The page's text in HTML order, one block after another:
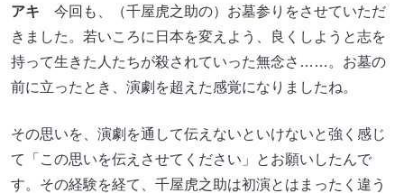
アキ 今回も、（千屋虎之助の）お墓参りをさせていただ
きました。若いころに日本を変えよう、良くしようと志を
持って生きた人たちが殺されていった無念さ……。お墓の
前に立ったとき、演劇を超えた感覚になりましたね。
その思いを、演劇を通して伝えないといけないと強く感じ
て「この思いを伝えさせてください」とお願いしたんで
す。その経験を経て、千屋虎之助は初演とはまったく違う